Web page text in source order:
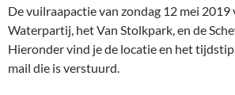
De vuilraapactie van zondag 12 mei
Waterpartij, het Van Stolkpark, en de
Hieronder vind je de locatie en het
mail die is verstuurd.